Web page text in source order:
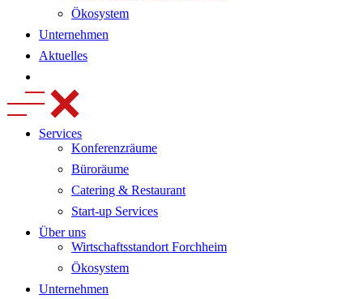
Ökosystem
Unternehmen
Aktuelles
Services
Konferenzräume
Büroräume
Catering & Restaurant
Start-up Services
Über uns
Wirtschaftsstandort Forchheim
Ökosystem
Unternehmen